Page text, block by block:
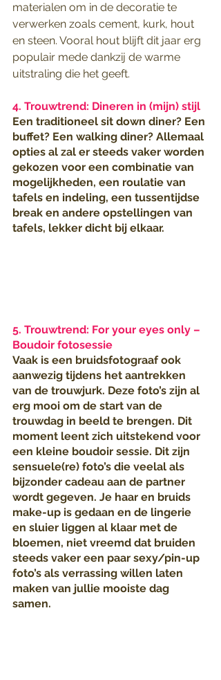
materialen om in de decoratie te
verwerken zoals cement, kurk, hout
en steen. Vooral hout blijft dit jaar erg
populair mede dankzij de warme
uitstraling die het geeft.
4. Trouwtrend: Dineren in (mijn) stijl
Een traditioneel sit down diner? Een
buffet? Een walking diner? Allemaal
opties al zal er steeds vaker worden
gekozen voor een combinatie van
mogelijkheden, een roulatie van
tafels en indeling, een tussentijdse
break en andere opstellingen van
tafels, lekker dicht bij elkaar.
5. Trouwtrend: For your eyes only –
Boudoir fotosessie
Vaak is een bruidsfotograaf ook
aanwezig tijdens het aantrekken
van de trouwjurk. Deze foto’s zijn al
erg mooi om de start van de
trouwdag in beeld te brengen. Dit
moment leent zich uitstekend voor
een kleine boudoir sessie. Dit zijn
sensuele(re) foto’s die veelal als
bijzonder cadeau aan de partner
wordt gegeven. Je haar en bruids
make-up is gedaan en de lingerie
en sluier liggen al klaar met de
bloemen, niet vreemd dat bruiden
steeds vaker een paar sexy/pin-up
foto’s als verrassing willen laten
maken van jullie mooiste dag
samen.